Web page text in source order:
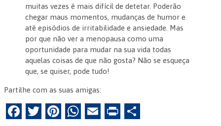
muitas vezes é mais difícil de detetar. Poderão
chegar maus momentos, mudanças de humor e
até episódios de irritabilidade e ansiedade. Mas
por que não ver a menopausa como uma
oportunidade para mudar na sua vida todas
aquelas coisas de que não gosta? Não se esqueça
que, se quiser, pode tudo!
Partilhe com as suas amigas:
F
T
Pi
W
E
Pr